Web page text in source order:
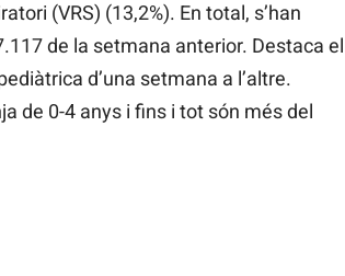
(VRS) (13,2%). En total, s’han
de la setmana anterior. Destaca el
d’una setmana a l’altre.
de 0-4 anys i fins i tot són més del